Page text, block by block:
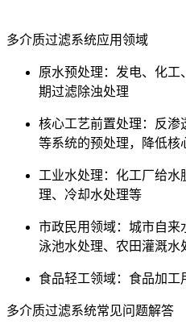
多介质过滤系统应用领域
原水预处理：发电、化
期过滤除浊处理
核心工艺前置处理：反渗
等系统的预处理，降低核
工业水处理：化工厂给水
理、冷却水处理等
市政民用领域：城市自来
泳池水处理、农田灌溉水
食品轻工领域：食品加工
多介质过滤系统常见问题解答